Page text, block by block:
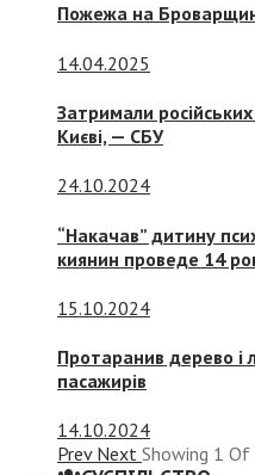
Пожежа на
14.04.2025
Затримали
Києві, — СБУ
24.10.2024
“Накачав” дитину
киянин проведе 14
15.10.2024
Протаранив дерево і
пасажирів
14.10.2024
Prev Next Showing 1 Of